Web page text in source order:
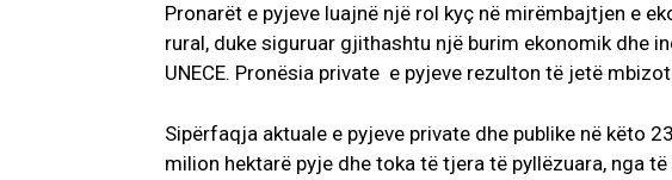
Pronarët e pyjeve luajnë një rol kyç në mirëmbajtjen e
rural, duke siguruar gjithashtu një burim ekonomik dhe
UNECE. Pronësia private e pyjeve rezulton të jetë
Sipërfaqja aktuale e pyjeve private dhe publike në këto
milion hektarë pyje dhe toka të tjera të pyllëzuara, nga